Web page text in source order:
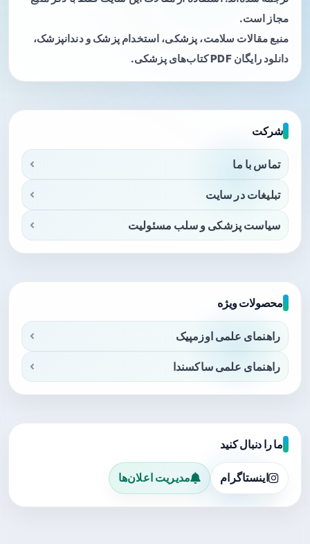
مجاز است.
منبع مقالات سلامت، پزشکی، استخدام پزشک و دندانپزشک،
دانلود رایگان PDF کتاب‌های پزشکی.
شرکت
تماس با ما
تبلیغات در سایت
سیاست پزشکی و سلب مسئولیت
محصولات ویژه
راهنمای علمی اوزمپیک
راهنمای علمی ساکسندا
ما را دنبال کنید
اینستاگرام مدیریت اعلان‌ها